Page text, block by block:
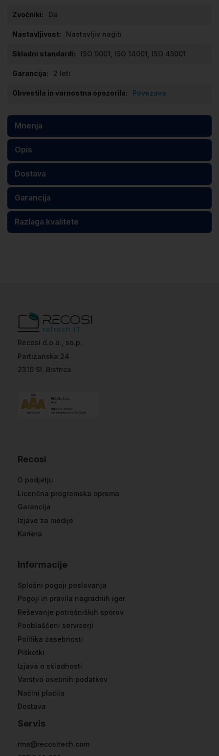
Da
Nastavljiv nagib
ISO 9001, ISO 14001, ISO 45001
2 leti
Povezava
Mnenja
Opis
Dostava
Garancija
Razlaga kvalitete
Recosi d.o.o., so.p.
Partizanska 24
2310 Sl. Bistrica
Recosi
O podjetju
Licenčna programska oprema
Garancija
Izjave za medije
Kariera
Informacije
Splošni pogoji poslovanja
Pogoji in pravila nagradnih iger
Reševanje potrošniških sporov
Pooblaščeni serviserji
Politika zasebnosti
Piškotki
Izjava o skladnosti
Varstvo osebnih podatkov
Načini plačila
Dostava
Servis
rma@recositech.com